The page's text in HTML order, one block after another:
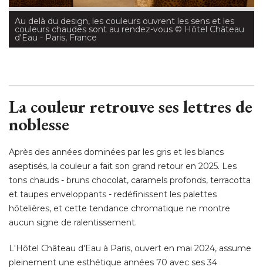
Au delà du design, les couleurs ouvrent les sens et les
couleurs chaudes sont au rendez-vous © Hôtel Château
d'Eau - Paris, France
La couleur retrouve ses lettres de
noblesse
Après des années dominées par les gris et les blancs
aseptisés, la couleur a fait son grand retour en 2025. Les
tons chauds - bruns chocolat, caramels profonds, terracotta
et taupes enveloppants - redéfinissent les palettes
hôtelières, et cette tendance chromatique ne montre
aucun signe de ralentissement.
L'Hôtel Château d'Eau à Paris, ouvert en mai 2024, assume
pleinement une esthétique années 70 avec ses 34